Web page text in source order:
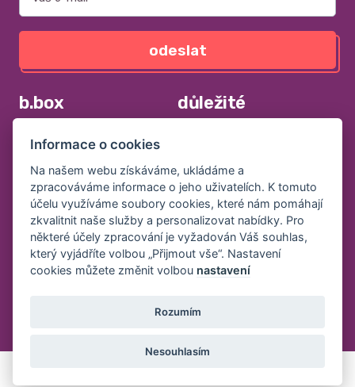
odeslat
b.box
svačinové boxy
láhve na pití
kousátka
prodejci
důležité
velkoobchodní spolupráce
kontakt
Informace o cookies
Na našem webu získáváme, ukládáme a
zpracováváme informace o jeho uživatelích. K tomuto
účelu využíváme soubory cookies, které nám pomáhají
zkvalitnit naše služby a personalizovat nabídky. Pro
některé účely zpracování je vyžadován Váš souhlas,
který vyjádříte volbou „Přijmout vše“. Nastavení
cookies můžete změnit volbou nastavení
Rozumím
Nesouhlasím